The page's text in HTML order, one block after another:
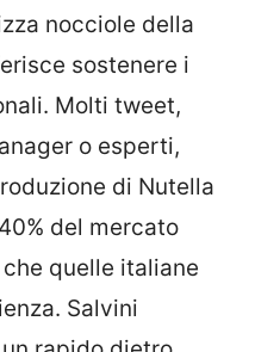
nocciole della
sostenere i
Molti tweet,
o esperti,
di Nutella
del mercato
quelle italiane
Salvini